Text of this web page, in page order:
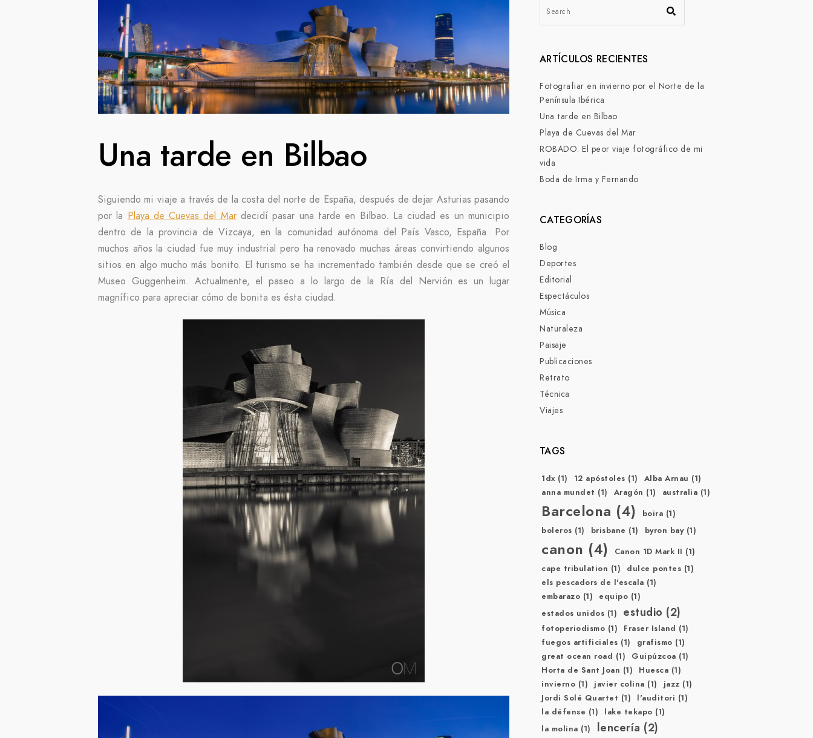
Una tarde en Bilbao
Siguiendo mi viaje a través de la costa del norte de España, después de dejar Asturias pasando
por la Playa de Cuevas del Mardecidí pasar una tarde en Bilbao. La ciudad es un municipio
dentro de la provincia de Vizcaya, en la comunidad autónoma del País Vasco, España. Por
muchos años la ciudad fue muy industrial pero ha renovado muchas áreas convirtiendo algunos
sitios en algo mucho más bonito. El turismo se ha incrementado también desde que se creó el
Museo Guggenheim. Actualmente, el paseo a lo largo de la Ría del Nervión es un lugar
magnífico para apreciar cómo de bonita es ésta ciudad.
ARTÍCULOS RECIENTES
Fotografiar en invierno por el Norte de la
Península Ibérica
Una tarde en Bilbao
Playa de Cuevas del Mar
ROBADO. El peor viaje fotográfico de mi
vida
Boda de Irma y Fernando
CATEGORÍAS
Blog
Deportes
Editorial
Espectáculos
Música
Naturaleza
Paisaje
Publicaciones
Retrato
Técnica
Viajes
TAGS
1dx(1) 12 apóstoles (1) Alba Arnau (1)
anna mundet (1) Aragón (1) australia (1)
Barcelona (4) boira (1)
boleros (1) brisbane (1) byron bay(1)
canon (4) Canon 1D Mark II (1)
cape tribulation (1) dulce pontes (1)
els pescadors de l'escala (1)
embarazo (1) equipo (1)
estados unidos (1) estudio (2)
fotoperiodismo (1) Fraser Island (1)
fuegos artificiales (1) grafismo (1)
great ocean road (1) Guipúzcoa (1)
Horta de Sant Joan (1) Huesca (1)
invierno (1) javier colina (1) jazz (1)
Jordi Solé Quartet (1) l'auditori (1)
la défense (1) lake tekapo (1)
la molina (1) lencería (2)